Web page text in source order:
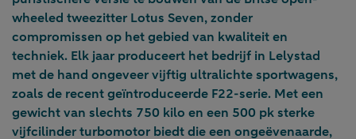
wheeled tweezitter Lotus Seven, zonder
compromissen op het gebied van kwaliteit en
techniek. Elk jaar produceert het bedrijf in Lelystad
met de hand ongeveer vijftig ultralichte sportwagens,
zoals de recent geïntroduceerde F22-serie. Met een
gewicht van slechts 750 kilo en een 500 pk sterke
vijfcilinder turbomotor biedt die een ongeëvenaarde,